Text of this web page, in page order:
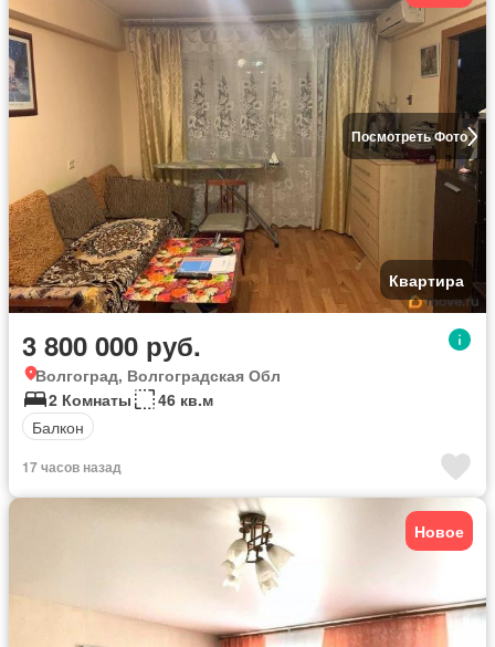
Посмотреть Фото
Квартира
3 800 000 руб.
Волгоград, Волгоградская Обл
2 Комнаты
46 кв.м
Балкон
17 часов назад
Новое